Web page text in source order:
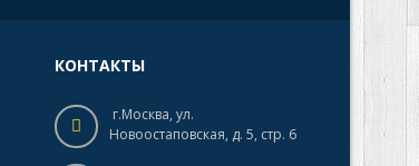
КОНТАКТЫ
г.Москва, ул.
Новоостаповская, д. 5, стр. 6